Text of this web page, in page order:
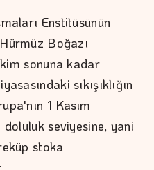
Enstitüsünün
Boğazı
sonuna kadar
sıkışıklığın
1 Kasım
seviyesine, yani
stoka